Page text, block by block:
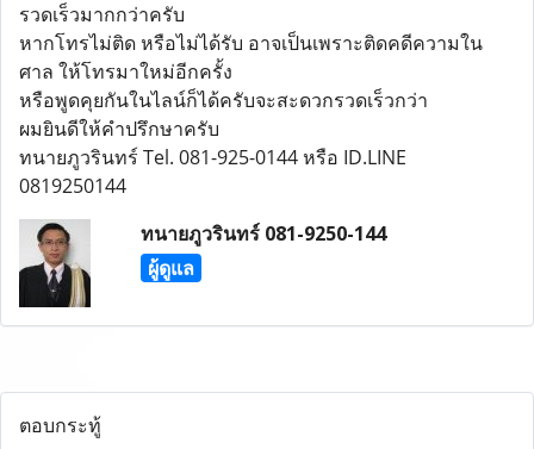
รวดเร็วมากกว่าครับ
หากโทรไม่ติด หรือไม่ได้รับ อาจเป็นเพราะติดคดีความใน
ศาล ให้โทรมาใหม่อีกครั้ง
หรือพูดคุยกันในไลน์ก็ได้ครับจะสะดวกรวดเร็วกว่า
ผมยินดีให้คำปรึกษาครับ
ทนายภูวรินทร์ Tel. 081-925-0144 หรือ ID.LINE
0819250144
ทนายภูวรินทร์ 081-9250-144
ผู้ดูแล
ตอบกระทู้